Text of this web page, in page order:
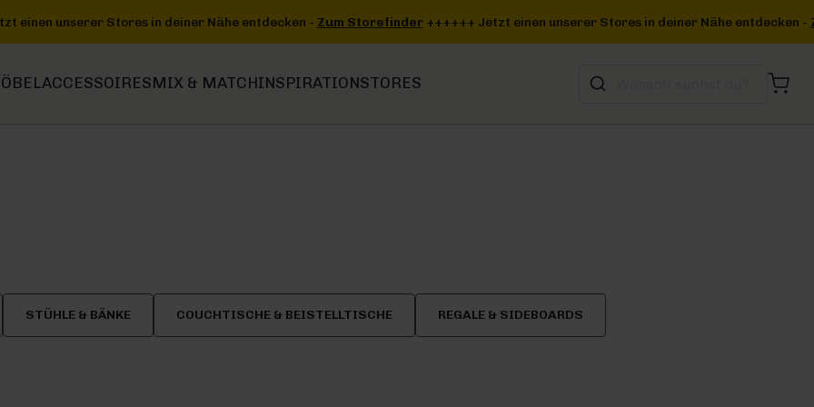
entdecken -Zum Storefinder++++++ Jetzt einen unserer Stores in deiner Nähe entdecken -Zum Storefinder+++
ACCESSOIRESMIX & MATCHINSPIRATIONSTORES
STÜHLE & BÄNKE COUCHTISCHE & BEISTELLTISCHE REGALE & SIDEBOARDS